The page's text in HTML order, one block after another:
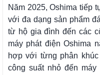
Năm 2025, Oshima tiếp
với đa dạng sản phẩm
từ hộ gia đình đến các
máy phát điện Oshima
hợp với từng phân
công suất nhỏ đến